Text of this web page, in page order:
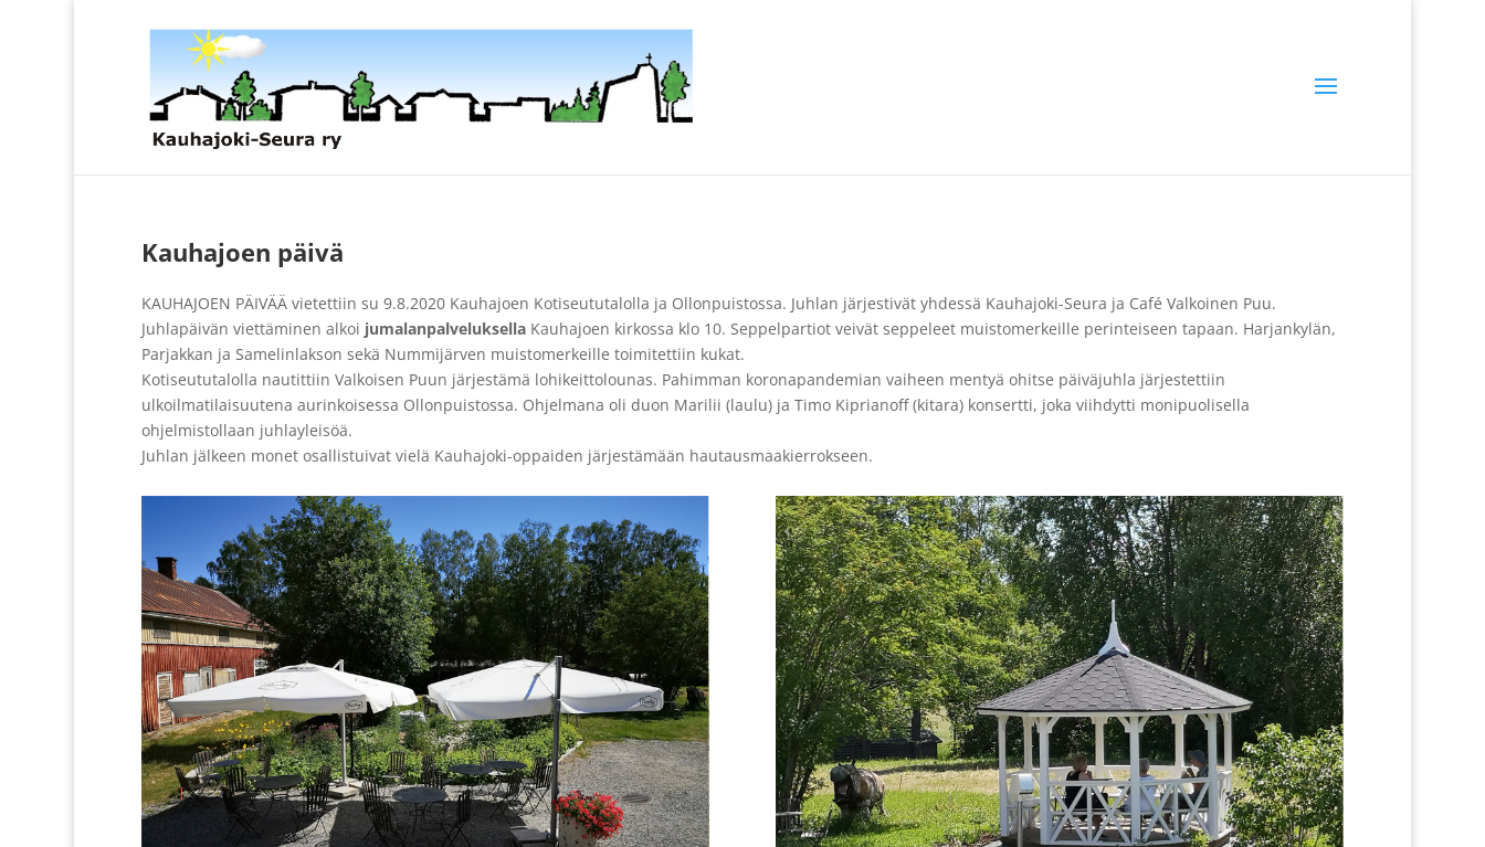
Kauhajoen päivä
KAUHAJOEN PÄIVÄÄ vietettiin su 9.8.2020 Kauhajoen Kotiseututalolla ja Ollonpuistossa. Juhlan järjestivät yhdessä Kauhajoki-Seura ja Café Valkoinen Puu.
Juhlapäivän viettäminen alkoi jumalanpalveluksellaKauhajoen kirkossa klo 10. Seppelpartiot veivät seppeleet muistomerkeille perinteiseen tapaan. Harjankylän,
Parjakkan ja Samelinlakson sekä Nummijärven muistomerkeille toimitettiin kukat.
Kotiseututalolla nautittiin Valkoisen Puun järjestämä lohikeittolounas. Pahimman koronapandemian vaiheen mentyä ohitse päiväjuhla järjestettiin
ulkoilmatilaisuutena aurinkoisessa Ollonpuistossa. Ohjelmana oli duon Marilii (laulu) ja Timo Kiprianoff (kitara) konsertti, joka viihdytti monipuolisella
ohjelmistollaan juhlayleisöä.
Juhlan jälkeen monet osallistuivat vielä Kauhajoki-oppaiden järjestämään hautausmaakierrokseen.